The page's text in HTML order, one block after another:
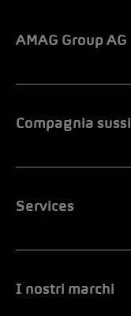
AMAG Group AG
Compagnia
Services
I nostri marchi